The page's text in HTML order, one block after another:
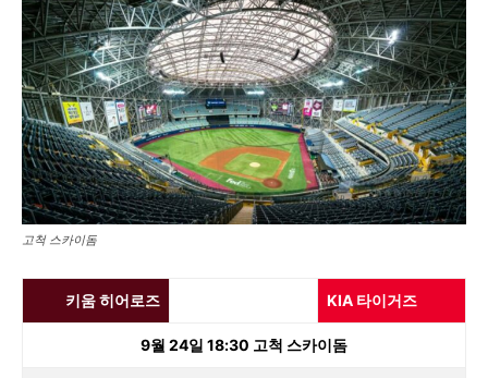
고척 스카이돔
키움 히어로즈 KIA 타이거즈
9월 24일 18:30 고척 스카이돔